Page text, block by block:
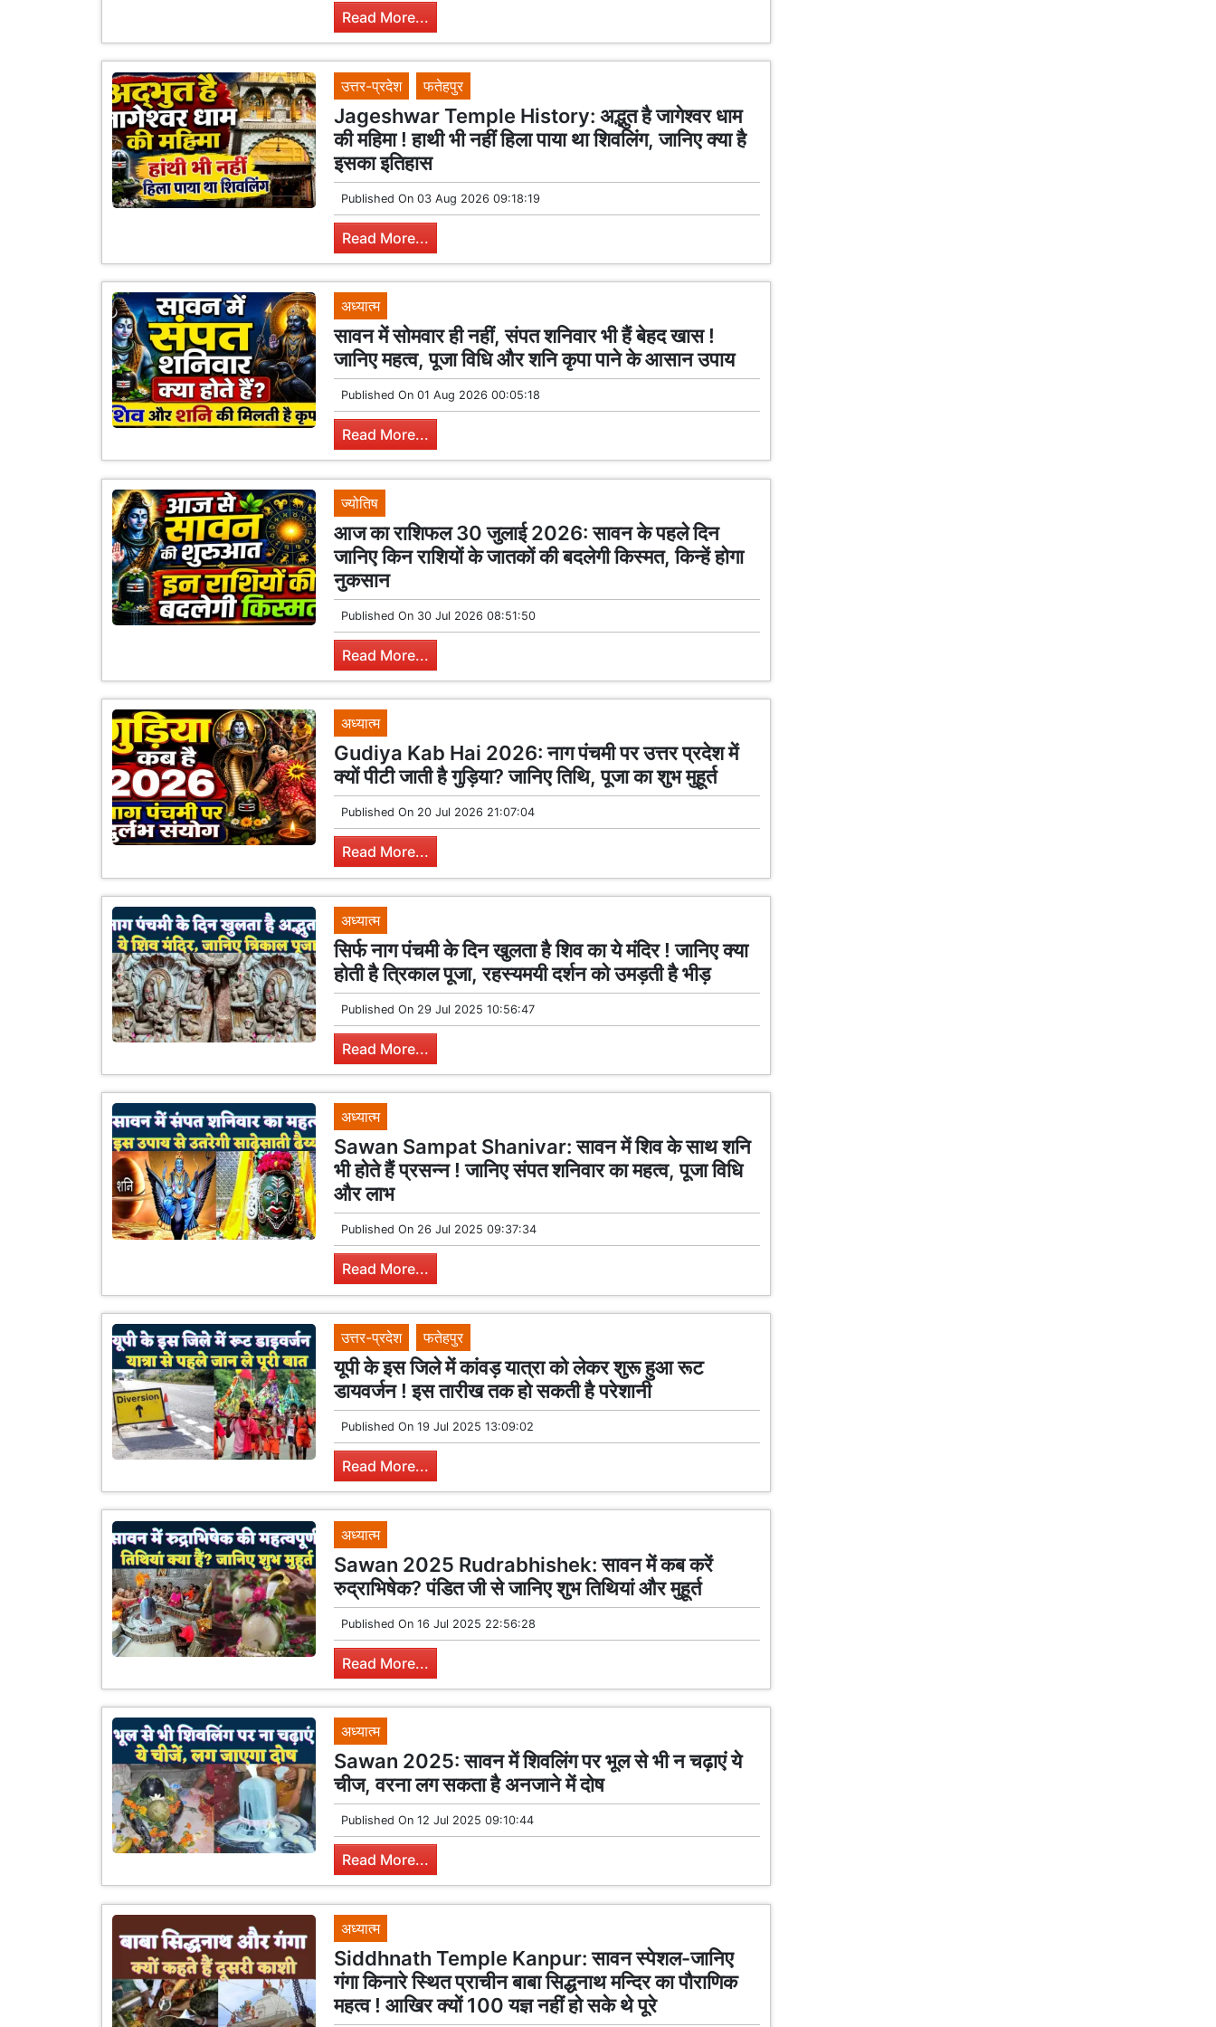
Read More...
उत्तर-प्रदेश फतेहपुर
Jageshwar Temple History: अद्भुत है जागेश्वर धाम
की महिमा ! हाथी भी नहीं हिला पाया था शिवलिंग, जानिए क्या है
इसका इतिहास
Published On 03 Aug 2026 09:18:19
Read More...
अध्यात्म
सावन में सोमवार ही नहीं, संपत शनिवार भी हैं बेहद खास !
जानिए महत्व, पूजा विधि और शनि कृपा पाने के आसान उपाय
Published On 01 Aug 2026 00:05:18
Read More...
ज्योतिष
आज का राशिफल 30 जुलाई 2026: सावन के पहले दिन
जानिए किन राशियों के जातकों की बदलेगी किस्मत, किन्हें होगा
नुकसान
Published On 30 Jul 2026 08:51:50
Read More...
अध्यात्म
Gudiya Kab Hai 2026: नाग पंचमी पर उत्तर प्रदेश में
क्यों पीटी जाती है गुड़िया? जानिए तिथि, पूजा का शुभ मुहूर्त
Published On 20 Jul 2026 21:07:04
Read More...
अध्यात्म
सिर्फ नाग पंचमी के दिन खुलता है शिव का ये मंदिर ! जानिए क्या
होती है त्रिकाल पूजा, रहस्यमयी दर्शन को उमड़ती है भीड़
Published On 29 Jul 2025 10:56:47
Read More...
अध्यात्म
Sawan Sampat Shanivar: सावन में शिव के साथ शनि
भी होते हैं प्रसन्न ! जानिए संपत शनिवार का महत्व, पूजा विधि
और लाभ
Published On 26 Jul 2025 09:37:34
Read More...
उत्तर-प्रदेश फतेहपुर
यूपी के इस जिले में कांवड़ यात्रा को लेकर शुरू हुआ रूट
डायवर्जन ! इस तारीख तक हो सकती है परेशानी
Published On 19 Jul 2025 13:09:02
Read More...
अध्यात्म
Sawan 2025 Rudrabhishek: सावन में कब करें
रुद्राभिषेक? पंडित जी से जानिए शुभ तिथियां और मुहूर्त
Published On 16 Jul 2025 22:56:28
Read More...
अध्यात्म
Sawan 2025: सावन में शिवलिंग पर भूल से भी न चढ़ाएं ये
चीज, वरना लग सकता है अनजाने में दोष
Published On 12 Jul 2025 09:10:44
Read More...
अध्यात्म
Siddhnath Temple Kanpur: सावन स्पेशल-जानिए
गंगा किनारे स्थित प्राचीन बाबा सिद्धनाथ मन्दिर का पौराणिक
महत्व ! आखिर क्यों 100 यज्ञ नहीं हो सके थे पूरे